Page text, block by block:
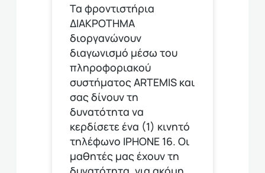
Τα φροντιστήρια
ΔΙΑΚΡΟΤΗΜΑ
διοργανώνουν
διαγωνισμό μέσω του
πληροφοριακού
συστήματος ARTEMIS και
σας δίνουν τη
δυνατότητα να
κερδίσετε ένα (1) κινητό
τηλέφωνο ΙΡΗΟΝΕ 16. Οι
μαθητές μας έχουν τη